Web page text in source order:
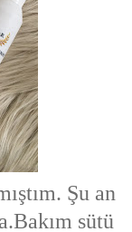
Şu an
sütü